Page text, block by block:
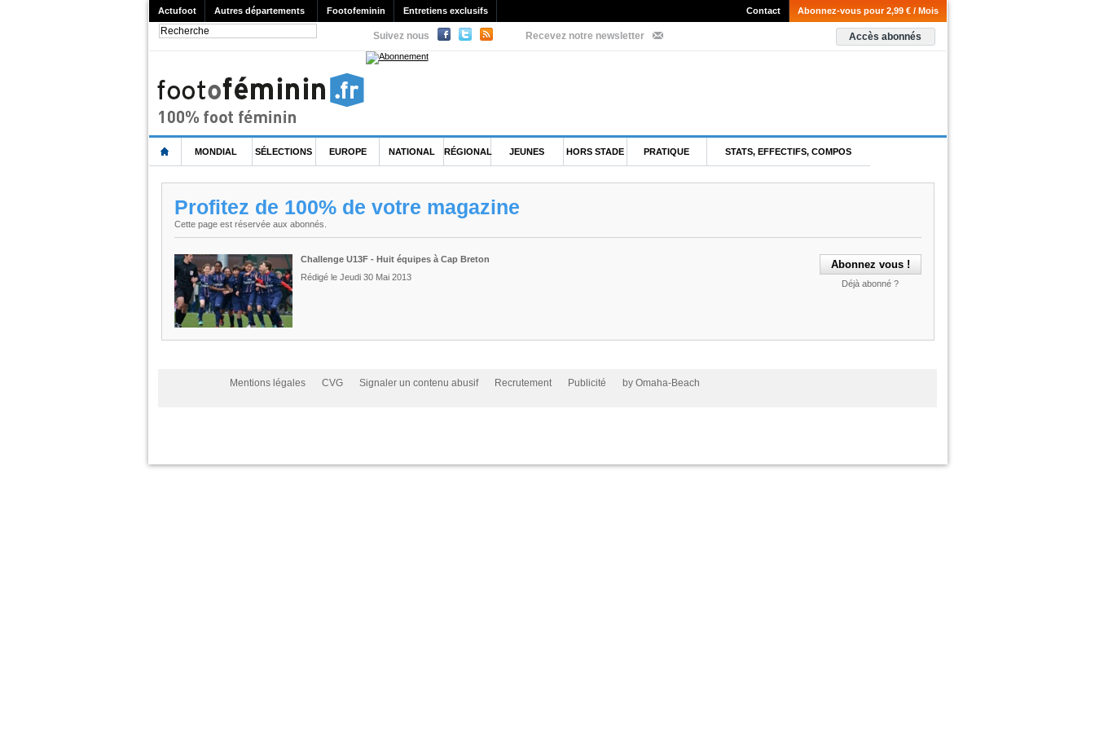
Actufoot Autres départements Footofeminin Entretiens exclusifs Abonnez-vous pour 2,99 € / Mois
Contact
Suivez nous Recevez notre newsletter Accès abonnés
MONDIAL SÉLECTIONS EUROPE NATIONAL RÉGIONAL JEUNES HORS STADE PRATIQUE STATS, EFFECTIFS, COMPOS
Profitez de 100% de votre magazine
Cette page est réservée aux abonnés.
Déjà abonné ?
Challenge U13F - Huit équipes à Cap Breton
Rédigé le Jeudi 30 Mai 2013
Mentions légales CVG Signaler un contenu abusif Recrutement Publicité by Omaha-Beach